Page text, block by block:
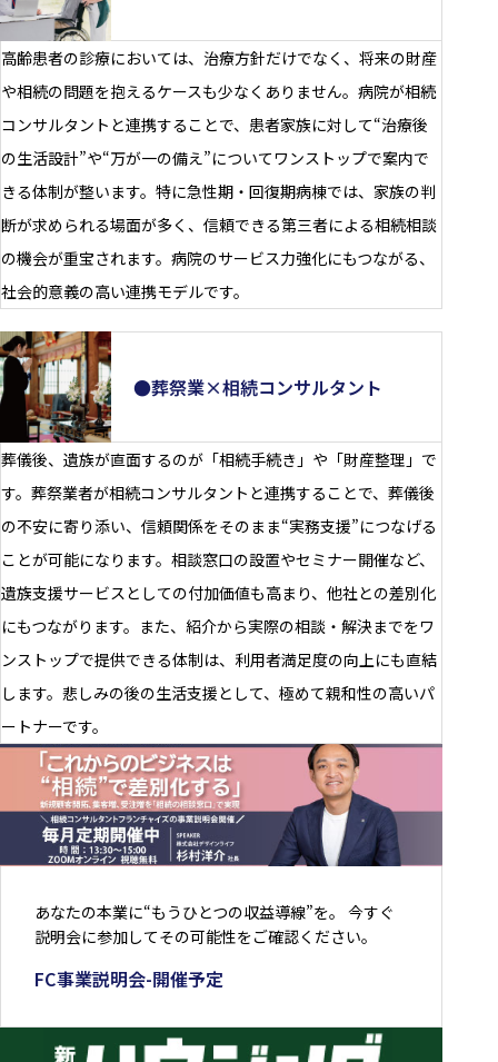
高齢患者の診療においては、治療方針だけでなく、将来の財産
や相続の問題を抱えるケースも少なくありません。病院が相続
コンサルタントと連携することで、患者家族に対して“治療後
の生活設計”や“万が一の備え”についてワンストップで案内で
きる体制が整います。特に急性期・回復期病棟では、家族の判
断が求められる場面が多く、信頼できる第三者による相続相談
の機会が重宝されます。病院のサービス力強化にもつながる、
社会的意義の高い連携モデルです。
●葬祭業×相続コンサルタント
葬儀後、遺族が直面するのが「相続手続き」や「財産整理」で
す。葬祭業者が相続コンサルタントと連携することで、葬儀後
の不安に寄り添い、信頼関係をそのまま“実務支援”につなげる
ことが可能になります。相談窓口の設置やセミナー開催など、
遺族支援サービスとしての付加価値も高まり、他社との差別化
にもつながります。また、紹介から実際の相談・解決までをワ
ンストップで提供できる体制は、利用者満足度の向上にも直結
します。悲しみの後の生活支援として、極めて親和性の高いパ
ートナーです。
あなたの本業に“もうひとつの収益導線”を。 今すぐ
説明会に参加してその可能性をご確認ください。
FC事業説明会-開催予定